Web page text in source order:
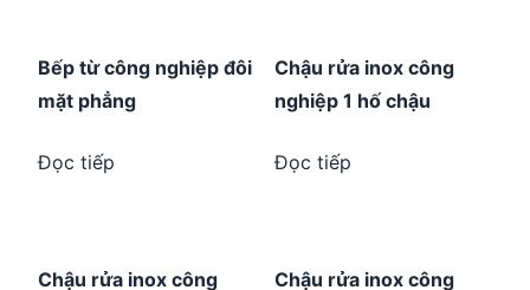
Bếp từ công nghiệp đôi
mặt phẳng
Đọc tiếp
Chậu rửa inox công
nghiệp 1 hố chậu
Đọc tiếp
Chậu rửa inox công
Chậu rửa inox công